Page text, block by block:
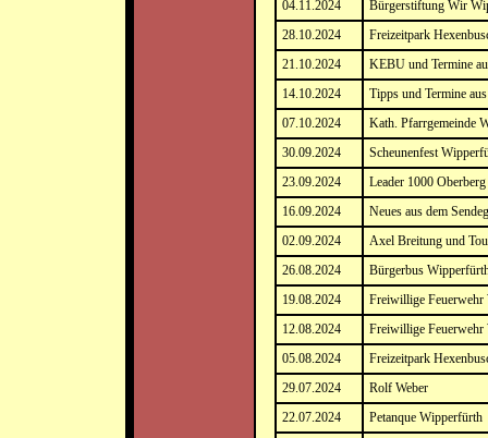
04.11.2024
Bürgerstiftung Wir
28.10.2024
Freizeitpark
21.10.2024
KEBU und Termine
14.10.2024
Tipps und Termine
07.10.2024
Kath. Pfarrgemeinde
30.09.2024
Scheunenfest
23.09.2024
Leader 1000
16.09.2024
Neues aus dem
02.09.2024
Axel Breitung und
26.08.2024
Bürgerbus
19.08.2024
Freiwillige
12.08.2024
Freiwillige
05.08.2024
Freizeitpark
29.07.2024
Rolf Weber
22.07.2024
Petanque Wipperfürth